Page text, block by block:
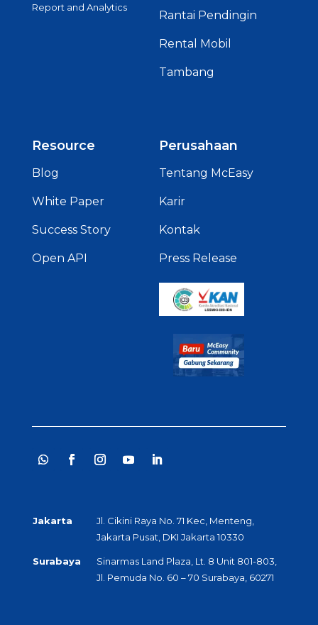
Report and Analytics
Rantai Pendingin
Rental Mobil
Tambang
Resource
Blog
White Paper
Success Story
Open API
Perusahaan
Tentang McEasy
Karir
Kontak
Press Release
Jakarta
Jl. Cikini Raya No. 71 Kec, Menteng,
Jakarta Pusat, DKI Jakarta 10330
Surabaya
Sinarmas Land Plaza, Lt. 8 Unit 801-803,
Jl. Pemuda No. 60 – 70 Surabaya, 60271